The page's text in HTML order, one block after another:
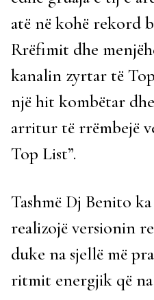
atë në kohë rekord
Rrëfimit dhe
kanalin zyrtar të
një hit kombëtar
arritur të rrëmbejë
Top List”.
Tashmë Dj Benito
realizojë versionin
duke na sjellë më
ritmit energjik që